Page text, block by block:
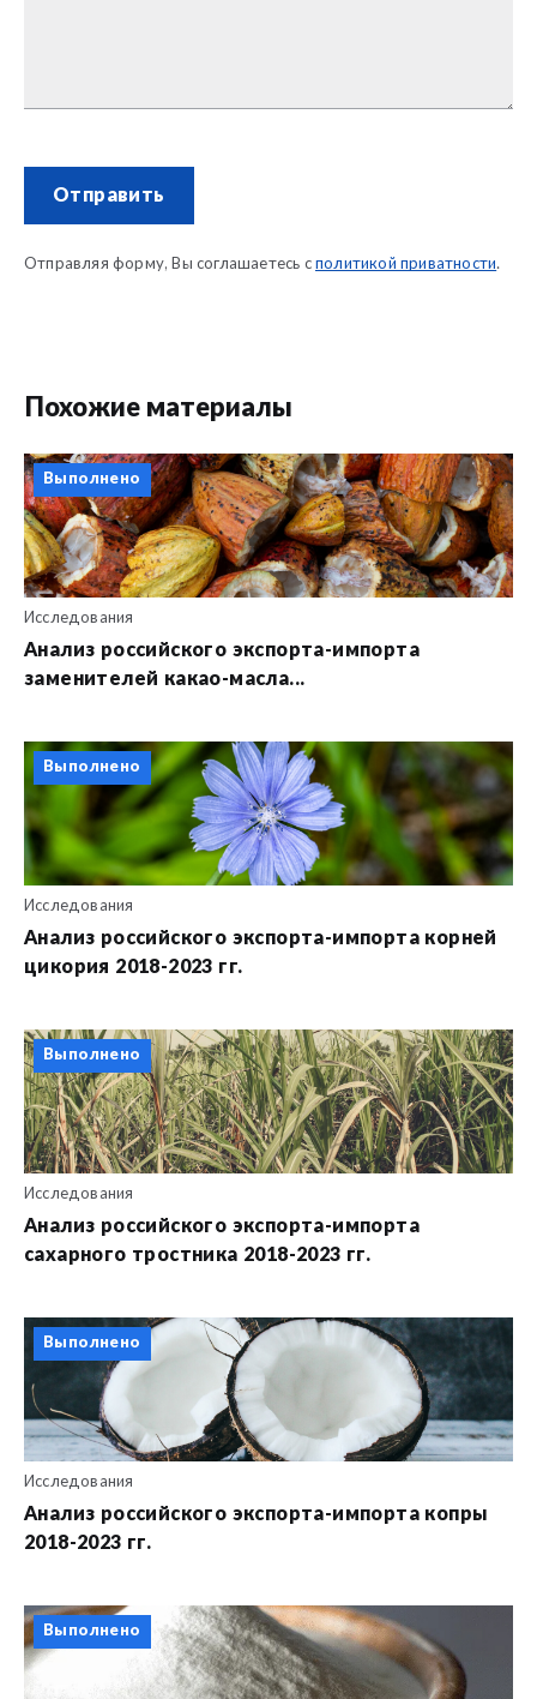
Отправить
Отправляя форму, Вы соглашаетесь с политикой приватности.
Похожие материалы
Выполнено
Исследования
Анализ российского экспорта-импорта
заменителей какао-масла...
Выполнено
Исследования
Анализ российского экспорта-импорта корней
цикория 2018-2023 гг.
Выполнено
Исследования
Анализ российского экспорта-импорта
сахарного тростника 2018-2023 гг.
Выполнено
Исследования
Анализ российского экспорта-импорта копры
2018-2023 гг.
Выполнено